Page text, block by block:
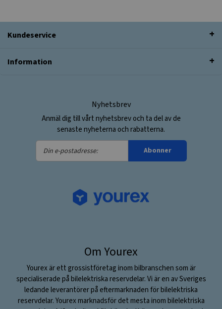
Kundeservice
Information
Nyhetsbrev
Anmäl dig till vårt nyhetsbrev och ta del av de
senaste nyheterna och rabatterna.
Din
e-
Abonner
Om Yourex
Yourex är ett grossistföretag inom bilbranschen som är
specialiserade på bilelektriska reservdelar. Vi är en av Sveriges
ledande leverantörer på eftermarknaden för bilelektriska
reservdelar. Yourex marknadsför det mesta inom bilelektriska